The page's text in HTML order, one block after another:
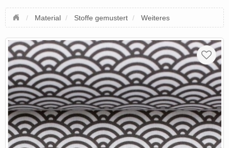
Material Stoffe gemustert Weiteres